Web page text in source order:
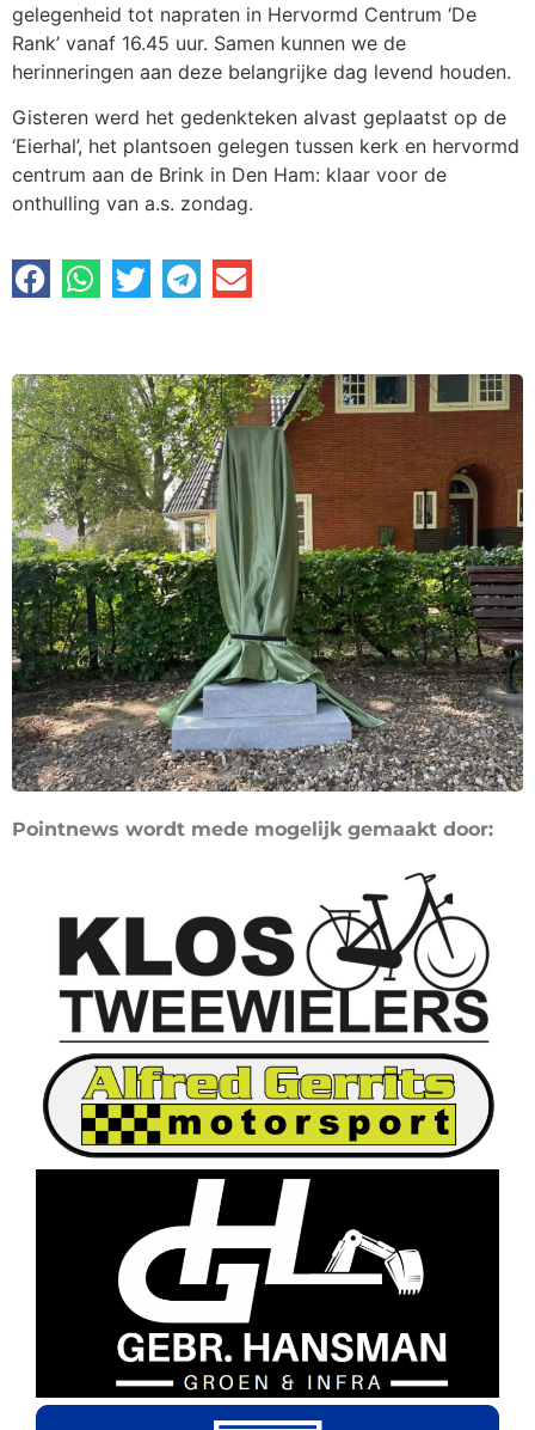
gelegenheid tot napraten in Hervormd Centrum ‘De
Rank’ vanaf 16.45 uur. Samen kunnen we de
herinneringen aan deze belangrijke dag levend houden.
Gisteren werd het gedenkteken alvast geplaatst op de
‘Eierhal’, het plantsoen gelegen tussen kerk en hervormd
centrum aan de Brink in Den Ham: klaar voor de
onthulling van a.s. zondag.
Pointnews wordt mede mogelijk gemaakt door: